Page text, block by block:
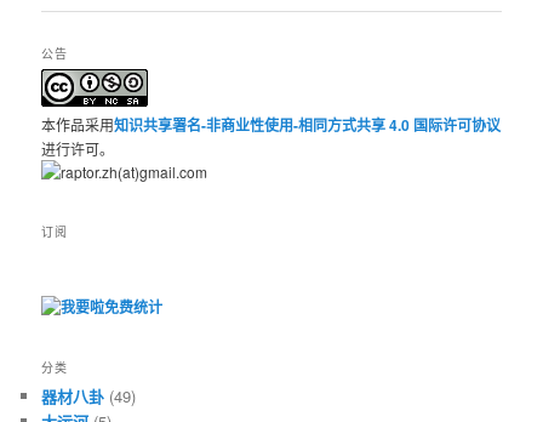
导
航
公告
本作品采用知识共享署名-非商业性使用-相同方式共享 4.0 国际许可协议
进行许可。
订阅
分类
器材八卦 (49)